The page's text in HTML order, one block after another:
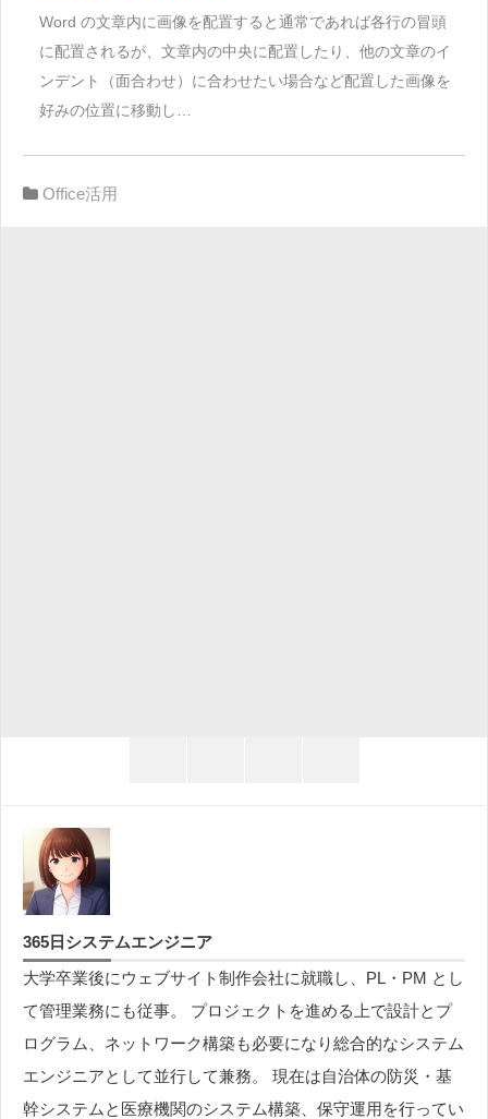
Word の文章内に画像を配置すると通常であれば各行の冒頭
に配置されるが、文章内の中央に配置したり、他の文章のイ
ンデント（面合わせ）に合わせたい場合など配置した画像を
好みの位置に移動し…
Office活用
365日システムエンジニア
大学卒業後にウェブサイト制作会社に就職し、PL・PM とし
て管理業務にも従事。 プロジェクトを進める上で設計とプ
ログラム、ネットワーク構築も必要になり総合的なシステム
エンジニアとして並行して兼務。 現在は自治体の防災・基
幹システムと医療機関のシステム構築、保守運用を行ってい